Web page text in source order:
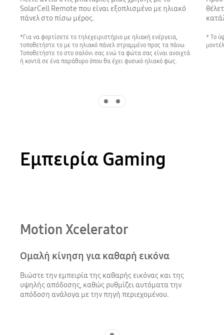
SolarCell Remote που είναι εξοπλισμένο με ηλιακό
πάνελ στο πίσω μέρος.
*Για να φορτίσετε το τηλεχειριστήριο με ηλιακή ενέργεια,
τοποθετήστε το με το ηλιακό πάνελ στραμμένο προς τα πάνω.
Τοποθετήστε το στο σαλόνι σας ενώ τα φώτα σας είναι ανοιχτά
ή κοντά σε ένα παράθυρο όπου θα έχει φυσικό ηλιακό φως.
* Το
Εμπειρία Gaming
Motion Xcelerator
Ομαλή κίνηση για καθαρή εικόνα
Βιώστε την εμπειρία της καθαρής εικόνας και της
υψηλής απόδοσης, καθώς ρυθμίζει αυτόματα την
απόδοση ανάλογα με την πηγή περιεχομένου.